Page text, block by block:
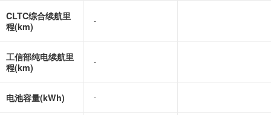
CLTC综合续航里
程(km)
-
工信部纯电续航里
程(km)
-
电池容量(kWh) -
-
-
-